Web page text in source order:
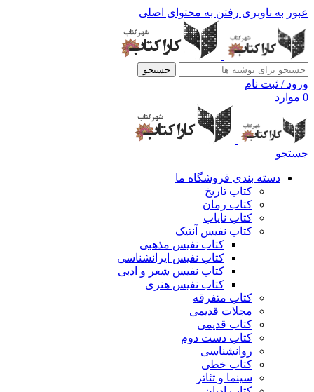
عبور به ناوبری رفتن به محتوای اصلی
جستجو
ورود / ثبت نام
0 موارد
جستجو
دسته بندی فروشگاه ما
کتاب تاریخ
کتاب رمان
کتاب نایاب
کتاب نفیس آنتیک
کتاب نفیس مذهبی
کتاب نفیس ایرانشناسی
کتاب نفیس شعر و ادبی
کتاب نفیس هنری
کتاب متفرقه
مجلات قدیمی
کتاب قدیمی
کتاب دست دوم
روانشناسی
کتاب خطی
سینما و تئاتر